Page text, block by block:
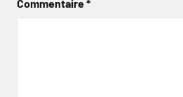
Commentaire*